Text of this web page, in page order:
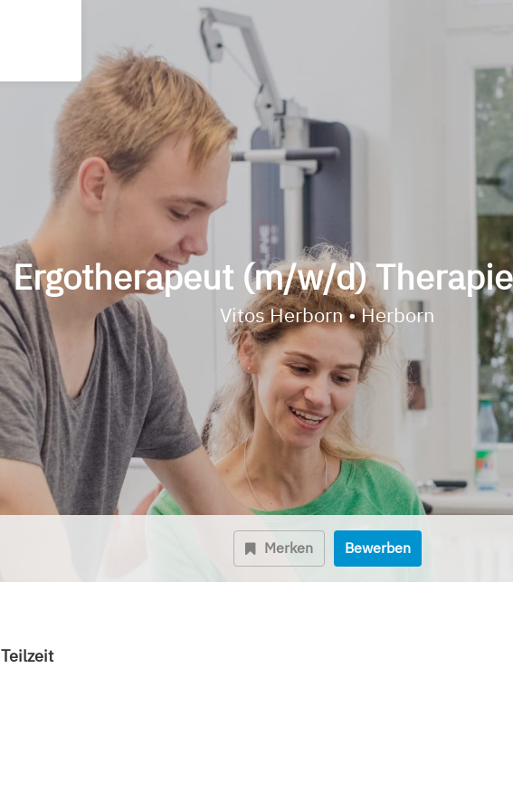
Ergotherapeut (m/w/d)
Vitos Herborn • Herborn
Merken Bewerben
Teilzeit